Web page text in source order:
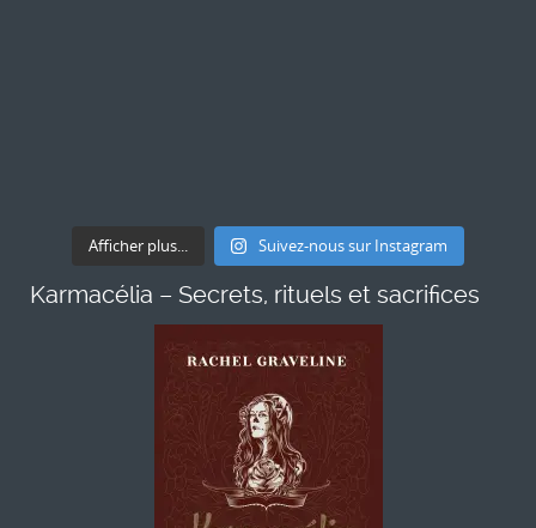
Afficher plus... Suivez-nous sur Instagram
Karmacélia – Secrets, rituels et sacrifices